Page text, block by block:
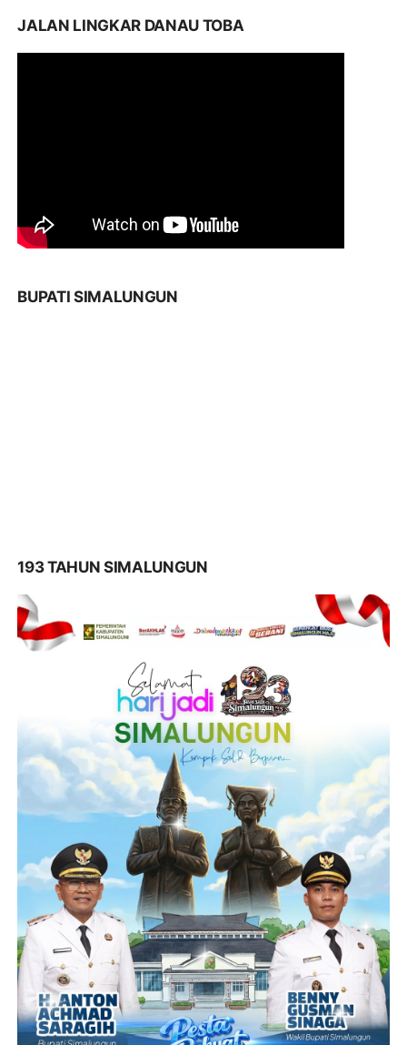
JALAN LINGKAR DANAU TOBA
BUPATI SIMALUNGUN
193 TAHUN SIMALUNGUN